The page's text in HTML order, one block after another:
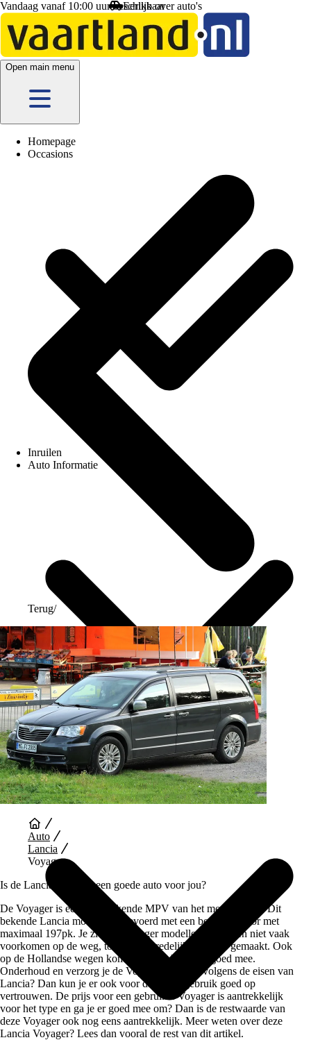
Vandaag vanaf 10:00 uur beschikbaar
Open main menu
Homepage
Occasions
Inruilen
Auto Informatie
Auto Diensten
Terug/
Auto
Lancia
Voyager
Is de Lancia Voyager een goede auto voor jou?
De Voyager is een kenmerkende MPV van het merk Lancia. Dit
bekende Lancia model is uitgevoerd met een benzine motor met
maximaal 197pk. Je ziet de Voyager modellen misschien niet vaak
voorkomen op de weg, toch zijn er redelijk veel van gemaakt. Ook
op de Hollandse wegen kom je met de Voyager goed mee.
Onderhoud en verzorg je de Voyager goed en volgens de eisen van
Lancia? Dan kun je er ook voor dagelijks gebruik goed op
vertrouwen. De prijs voor een gebruikte Voyager is aantrekkelijk
voor het type en ga je er goed mee om? Dan is de restwaarde van
deze Voyager ook nog eens aantrekkelijk. Meer weten over deze
Lancia Voyager? Lees dan vooral de rest van dit artikel.